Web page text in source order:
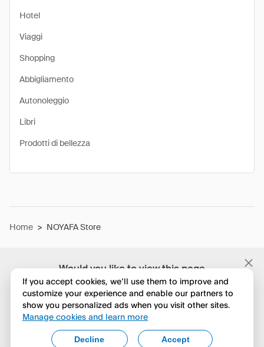
Would you like to view this page
in English?
No, continua a esplorare
Yes, change to English
Hotel
Viaggi
Shopping
Abbigliamento
Autonoleggio
Libri
Prodotti di bellezza
Home > NOYAFA Store
If you accept cookies, we’ll use them to improve and
customize your experience and enable our partners to
show you personalized ads when you visit other sites.
Manage cookies and learn more
Accept
Decline